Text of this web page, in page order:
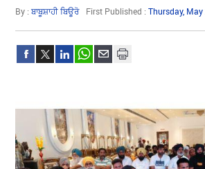
By :ਬਾਬੂਸ਼ਾਹੀ ਬਿਊਰੋ First Published :Thursday,